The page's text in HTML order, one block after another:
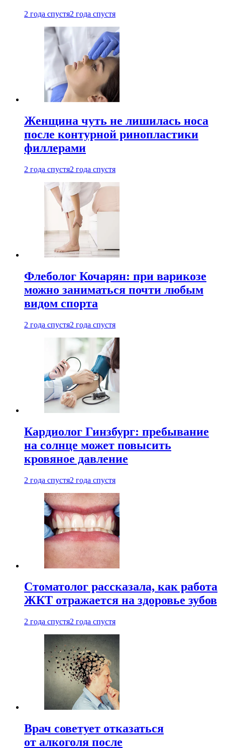
2 года спустя2 года спустя
Женщина чуть не лишилась носа
после контурной ринопластики
филлерами
2 года спустя2 года спустя
Флеболог Кочарян: при варикозе
можно заниматься почти любым
видом спорта
2 года спустя2 года спустя
Кардиолог Гинзбург: пребывание
на солнце может повысить
кровяное давление
2 года спустя2 года спустя
Стоматолог рассказала, как работа
ЖКТ отражается на здоровье зубов
2 года спустя2 года спустя
Врач советует отказаться
от алкоголя после